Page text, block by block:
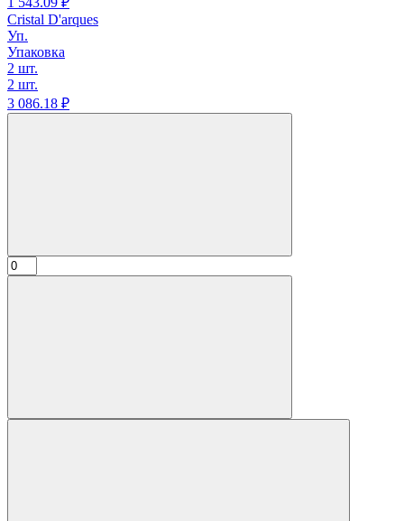
Cristal D'arques
Уп.
Упаковка
2 шт.
2 шт.
3 086.18 ₽